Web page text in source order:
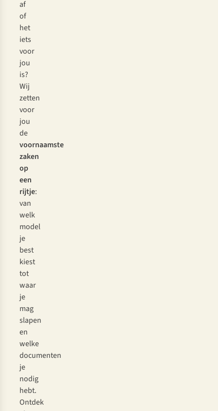
af
of
het
iets
voor
jou
is?
Wij
zetten
voor
jou
de
voornaamste
zaken
op
een
rijtje:
van
welk
model
je
best
kiest
tot
waar
je
mag
slapen
en
welke
documenten
je
nodig
hebt.
Ontdek